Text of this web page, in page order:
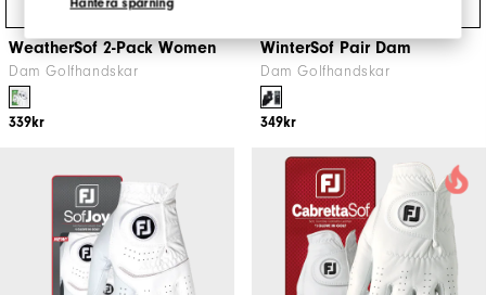
Direktköp
WeatherSof 2-Pack Women
Dam Golfhandskar
339kr
WinterSof Pair Dam
Dam Golfhandskar
349kr